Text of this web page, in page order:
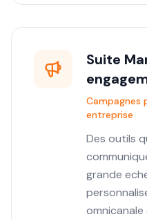
Suite
Campagnes
entreprise
Des outils
grande